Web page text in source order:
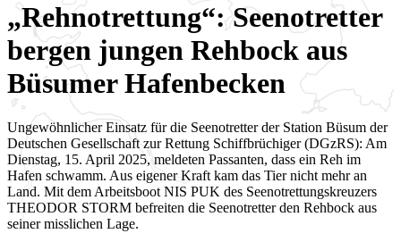
„Rehnotrettung“: Seenotretter
bergen jungen Rehbock aus
Büsumer Hafenbecken
Ungewöhnlicher Einsatz für die Seenotretter der Station Büsum der
Deutschen Gesellschaft zur Rettung Schiffbrüchiger (DGzRS): Am
Dienstag, 15. April 2025, meldeten Passanten, dass ein Reh im
Hafen schwamm. Aus eigener Kraft kam das Tier nicht mehr an
Land. Mit dem Arbeitsboot NIS PUK des Seenotrettungskreuzers
THEODOR STORM befreiten die Seenotretter den Rehbock aus
seiner misslichen Lage.